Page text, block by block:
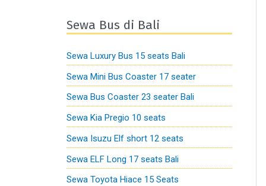
Sewa Bus di Bali
Sewa Luxury Bus 15 seats Bali
Sewa Mini Bus Coaster 17 seater
Sewa Bus Coaster 23 seater Bali
Sewa Kia Pregio 10 seats
Sewa Isuzu Elf short 12 seats
Sewa ELF Long 17 seats Bali
Sewa Toyota Hiace 15 Seats